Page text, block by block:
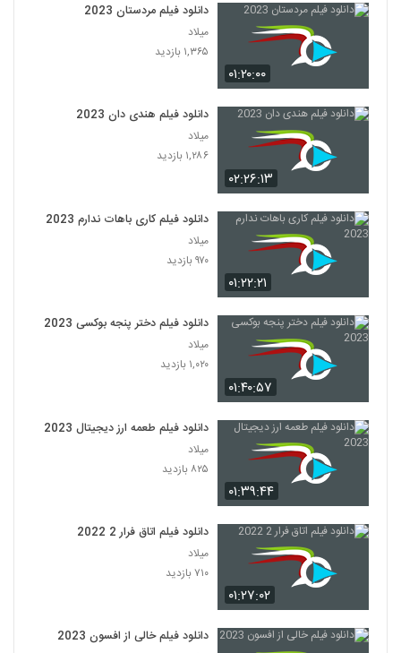
۰۱:۲۰:۰۰
دانلود فیلم مردستان 2023
میلاد
۱,۳۶۵ بازدید
۰۲:۲۶:۱۳
دانلود فیلم هندی دان 2023
میلاد
۱,۲۸۶ بازدید
۰۱:۲۲:۲۱
دانلود فیلم کاری باهات ندارم 2023
میلاد
۹۷۰ بازدید
۰۱:۴۰:۵۷
دانلود فیلم دختر پنجه بوکسی 2023
میلاد
۱,۰۲۰ بازدید
۰۱:۳۹:۴۴
دانلود فیلم طعمه ارز دیجیتال 2023
میلاد
۸۲۵ بازدید
۰۱:۲۷:۰۲
دانلود فیلم اتاق فرار 2 2022
میلاد
۷۱۰ بازدید
دانلود فیلم خالی از افسون 2023